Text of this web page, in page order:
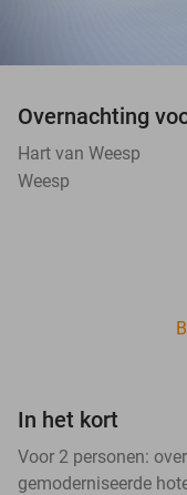
Overnachting
Hart van Weesp
Weesp
In het kort
Voor 2 personen:
gemoderniseerde